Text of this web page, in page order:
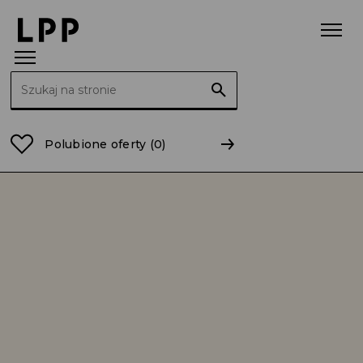
Polubione oferty (0)
Strona główna Relacje Inwestorskie